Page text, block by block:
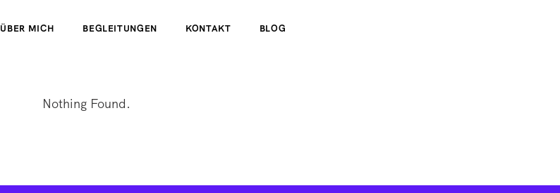
ÜBER MICH BEGLEITUNGEN KONTAKT BLOG
Nothing Found.